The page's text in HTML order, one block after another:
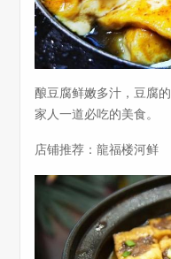
酿豆腐鲜嫩多汁，豆腐
家人一道必吃的美食。
店铺推荐：龍福楼河鲜